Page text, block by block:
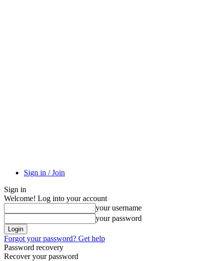
Sign in / Join
Sign in
Welcome! Log into your account
your username
your password
Forgot your password? Get help
Password recovery
Recover your password